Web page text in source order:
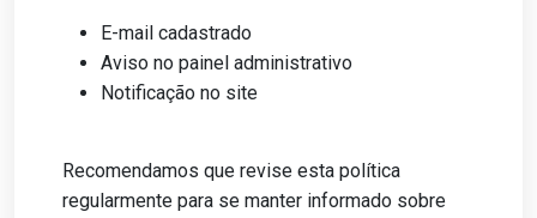
E-mail cadastrado
Aviso no painel administrativo
Notificação no site
Recomendamos que revise esta política
regularmente para se manter informado sobre